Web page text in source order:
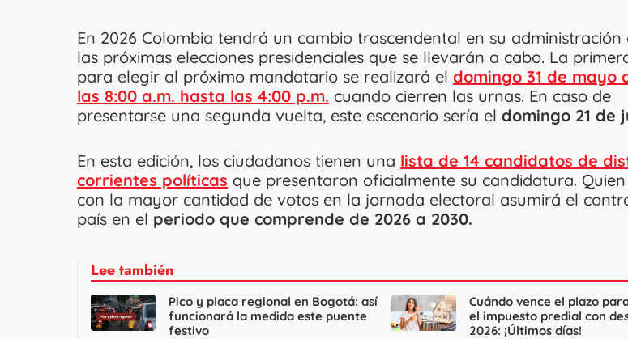
En 2026 Colombia tendrá un cambio trascendental en su administración
las próximas elecciones presidenciales que se llevarán a cabo. La
para elegir al próximo mandatario se realizará el domingo 31 de mayo
las 8:00 a.m. hasta las 4:00 p.m. cuando cierren las urnas. En caso de
presentarse una segunda vuelta, este escenario sería el domingo 21 de
En esta edición, los ciudadanos tienen una lista de 14 candidatos de
corrientes políticas que presentaron oficialmente su candidatura.
con la mayor cantidad de votos en la jornada electoral asumirá el
país en el periodo que comprende de 2026 a 2030.
Lee también
Pico y placa regional en Bogotá: así
funcionará la medida este puente
festivo
Cuándo vence el plazo
el impuesto predial con
2026: ¡Últimos días!